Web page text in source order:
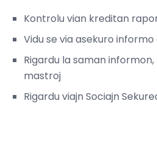
Kontrolu vian kreditan
Vidu se via asekuro informo
Rigardu la saman
mastroj
Rigardu viajn Sociajn